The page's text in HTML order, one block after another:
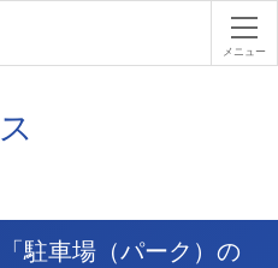
パーク２
メニュー
駐車場（パーク）の